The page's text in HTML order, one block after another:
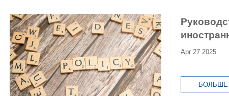
Apr 27 2025
БОЛЬШЕ